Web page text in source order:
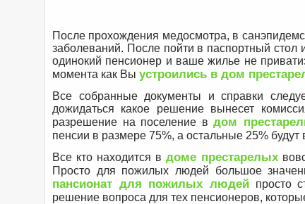
После прохождения медосмотра, в
заболеваний. После пойти в паспортный
одинокий пенсионер и ваше жилье не
момента как Вы устроились в дом
Все собранные документы и справки
дожидаться какое решение вынесет
разрешение на поселение вдом
пенсии в размере 75%, а остальные 25% будут
Все кто находится в доме престарелых
Просто для пожилых людей большое
пансионат для пожилых людей просто
решение вопроса для тех пенсионеров,